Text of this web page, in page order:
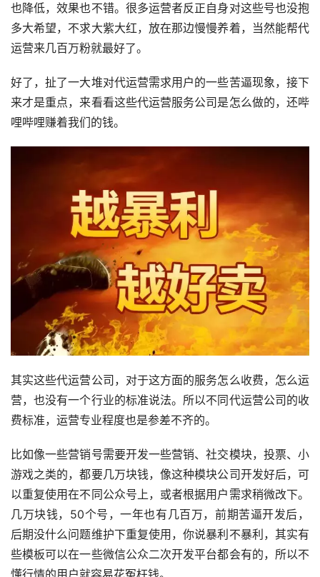
也降低，效果也不错。很多运营者反正自身对这些号也没抱
多大希望，不求大紫大红，放在那边慢慢养着，当然能帮代
运营来几百万粉就最好了。
好了，扯了一大堆对代运营需求用户的一些苦逼现象，接下
来才是重点，来看看这些代运营服务公司是怎么做的，还哔
哩哔哩赚着我们的钱。
其实这些代运营公司，对于这方面的服务怎么收费，怎么运
营，也没有一个行业的标准说法。所以不同代运营公司的收
费标准，运营专业程度也是参差不齐的。
比如像一些营销号需要开发一些营销、社交模块，投票、小
游戏之类的，都要几万块钱，像这种模块公司开发好后，可
以重复使用在不同公众号上，或者根据用户需求稍微改下。
几万块钱，50个号，一年也有几百万，前期苦逼开发后，
后期没什么问题维护下重复使用，你说暴利不暴利，其实有
些模板可以在一些微信公众二次开发平台都会有的，所以不
懂行情的用户就容易花冤枉钱。